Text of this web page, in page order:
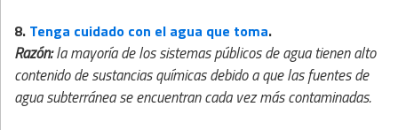
8. Tenga cuidado con el agua que toma.
Razón:la mayoría de los sistemas públicos de agua tienen alto
contenido de sustancias químicas debido a que las fuentes de
agua subterránea se encuentran cada vez más contaminadas.